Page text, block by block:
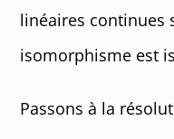
linéaires continues
isomorphisme est
Passons à la